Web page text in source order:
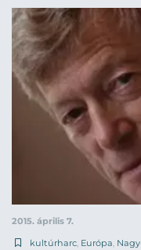
2015. április 7.
kultúrharc, Európa,